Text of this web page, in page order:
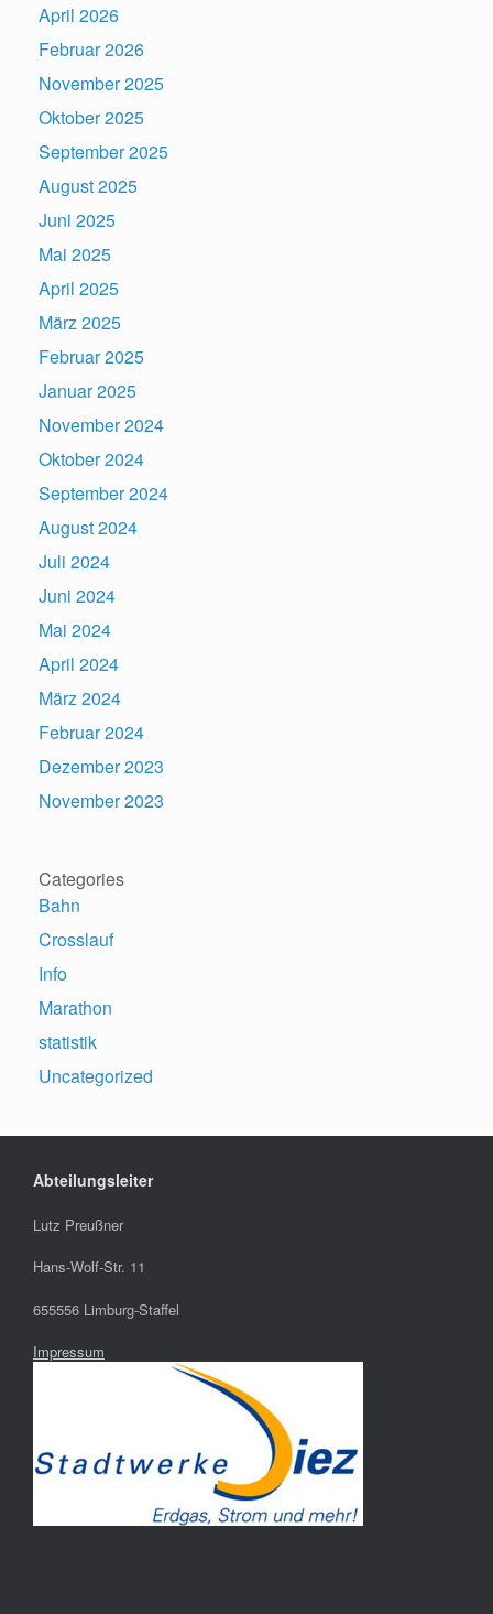
April 2026
Februar 2026
November 2025
Oktober 2025
September 2025
August 2025
Juni 2025
Mai 2025
April 2025
März 2025
Februar 2025
Januar 2025
November 2024
Oktober 2024
September 2024
August 2024
Juli 2024
Juni 2024
Mai 2024
April 2024
März 2024
Februar 2024
Dezember 2023
November 2023
Categories
Bahn
Crosslauf
Info
Marathon
statistik
Uncategorized
Abteilungsleiter
Lutz Preußner
Hans-Wolf-Str. 11
655556 Limburg-Staffel
Impressum